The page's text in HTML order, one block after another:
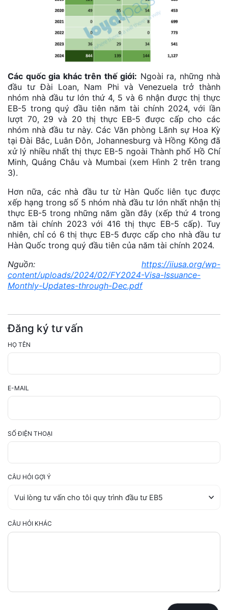
Các quốc gia khác trên thế giới: Ngoài ra, những nhà
đầu tư Đài Loan, Nam Phi và Venezuela trở thành
nhóm nhà đầu tư lớn thứ 4, 5 và 6 nhận được thị thực
EB-5 trong quý đầu tiên năm tài chính 2024, với lần
lượt 70, 29 và 20 thị thực EB-5 được cấp cho các
nhóm nhà đầu tư này. Các Văn phòng Lãnh sự Hoa Kỳ
tại Đài Bắc, Luân Đôn, Johannesburg và Hồng Kông đã
xử lý nhiều nhất thị thực EB-5 ngoài Thành phố Hồ Chí
Minh, Quảng Châu và Mumbai (xem Hình 2 trên trang
3).
Hơn nữa, các nhà đầu tư từ Hàn Quốc liên tục được
xếp hạng trong số 5 nhóm nhà đầu tư lớn nhất nhận thị
thực EB-5 trong những năm gần đây (xếp thứ 4 trong
năm tài chính 2023 với 416 thị thực EB-5 cấp). Tuy
nhiên, chỉ có 6 thị thực EB-5 được cấp cho nhà đầu tư
Hàn Quốc trong quý đầu tiên của năm tài chính 2024.
Nguồn: https://iiusa.org/wp-
content/uploads/2024/02/FY2024-Visa-Issuance-
Monthly-Updates-through-Dec.pdf
Đăng ký tư vấn
HỌ TÊN
E-MAIL
SỐ ĐIỆN THOẠI
CÂU HỎI GỢI Ý
CÂU HỎI KHÁC